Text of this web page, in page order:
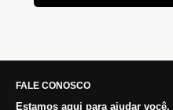
FALE CONOSCO
Estamos aqui para ajudar você.